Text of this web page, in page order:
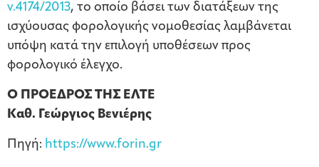
ν.4174/2013, το οποίο βάσει των διατάξεων της
ισχύουσας φορολογικής νομοθεσίας λαμβάνεται
υπόψη κατά την επιλογή υποθέσεων προς
φορολογικό έλεγχο.
Ο ΠΡΟΕΔΡΟΣ ΤΗΣ ΕΛΤΕ
Καθ. Γεώργιος Βενιέρης
Πηγή: https://www.forin.gr